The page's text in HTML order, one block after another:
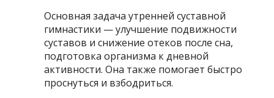
Основная задача утренней суставной
гимнастики — улучшение подвижности
суставов и снижение отеков после сна,
подготовка организма к дневной
активности. Она также помогает быстро
проснуться и взбодриться.